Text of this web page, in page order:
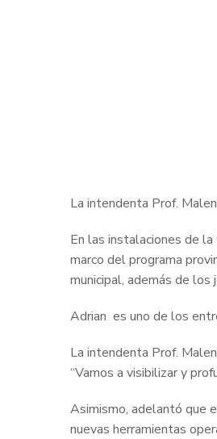
La intendenta Prof.
En las instalaciones de
marco del programa
municipal, además de
Adrian es uno de los
La intendenta Prof.
“Vamos a visibilizar y
Asimismo, adelantó que
nuevas herramientas